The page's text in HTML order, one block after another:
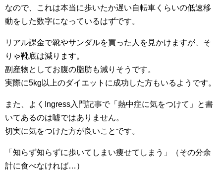
なので、これは本当に歩いたか遅い自転車くらいの低速移
動をした数字になっているはずです。
リアル課金で靴やサンダルを買った人を見かけますが、そ
りゃ靴底は減ります。
副産物としてお腹の脂肪も減りそうです。
実際に5kg以上のダイエットに成功した方もいるようです。
また、よくIngress入門記事で「熱中症に気をつけて」と書
いてあるのは嘘ではありません。
切実に気をつけた方が良いことです。
「知らず知らずに歩いてしまい痩せてしまう」（その分余
計に食べなければ…）